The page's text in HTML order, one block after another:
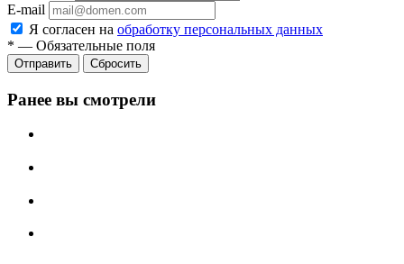
E-mail
Я согласен на обработку персональных данных
* — Обязательные поля
Сбросить
Ранее вы смотрели